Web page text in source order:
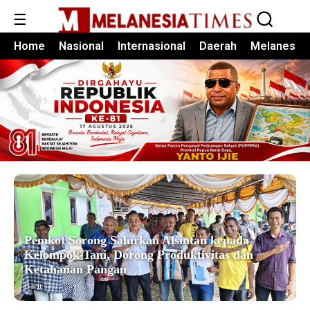
☰
Home Nasional Internasional Daerah Melanesia
Pemkot Sorong Salurkan Alsintan kepada
Kelompok Tani, Dorong Produktivitas dan
Ketahanan Pangan
Baru saja